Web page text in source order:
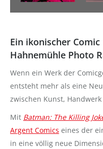
Ein ikonischer
Hahnemühle Photo
Wenn ein Werk der
entsteht mehr als eine
zwischen Kunst,
Mit Batman: The Killing
Argent Comics eines der
in eine völlig neue